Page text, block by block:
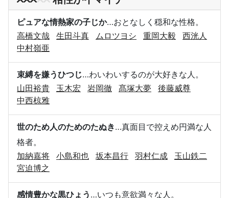
ピュアな情熱家の子じか…おとなしく穏和な性格。
高橋文哉
生田斗真 ムロツヨシ 重岡大毅
西洸人
中村嶺亜
束縛を嫌うひつじ…わいわいするのが大好きな人。
山田裕貴
玉木宏 岩岡徹 髙塚大夢
後藤威尊
中西椋雅
世のため人のためのたぬき…真面目で控えめ円満な人
格者。
加納嘉将
小島和也 坂本昌行 羽村仁成
玉山鉄二
宮迫博之
感情豊かな黒ひょう …いつも意欲満々な人。